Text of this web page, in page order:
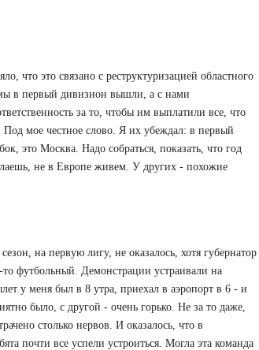
что это связано с реструктуризацией областного
в первый дивизион вышли, а с нами
за то, чтобы им выплатили все, что
Под мое честное слово. Я их убеждал: в первый
это Москва. Надо собраться, показать, что год
не в Европе живем. У других - похожие
на первую лигу, не оказалось, хотя губернатор
футбольный. Демонстрации устраивали на
у меня был в 8 утра, приехал в аэропорт в 6 - и
было, с другой - очень горько. Не за то даже,
столько нервов. И оказалось, что в
почти все успели устроиться. Могла эта команда